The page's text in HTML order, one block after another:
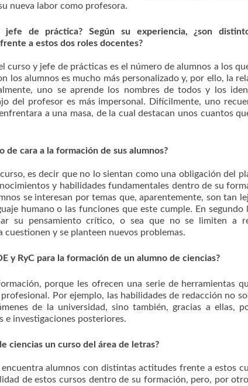
nueva labor como profesora.
de práctica? Según su experiencia, ¿son
a estos dos roles docentes?
y jefe de prácticas es el número de alumnos a los
los alumnos es mucho más personalizado y, por ello, la
uno se aprende los nombres de todos y los
del profesor es más impersonal. Difícilmente, uno
a una masa, de la cual destacan unos cuantos
de cara a la formación de sus alumnos?
es decir que no lo sientan como una obligación del
y habilidades fundamentales dentro de su
se interesan por temas que, aparentemente, son tan
humano o las funciones que este cumple. En segundo
su pensamiento crítico, o sea que no se limiten a
y se planteen nuevos problemas.
y RyC para la formación de un alumno de ciencias?
porque les ofrecen una serie de herramientas
Por ejemplo, las habilidades de redacción no
de la universidad, sino también, gracias a ellas,
e investigaciones posteriores.
ciencias un curso del área de letras?
alumnos con distintas actitudes frente a estos
de estos cursos dentro de su formación, pero, por